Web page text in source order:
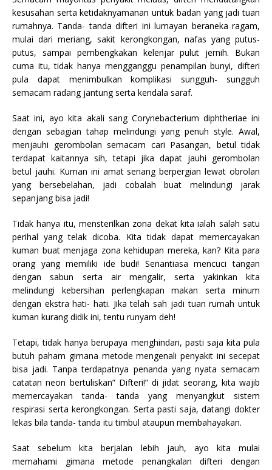
kesusahan serta ketidaknyamanan untuk badan yang jadi tuan
rumahnya. Tanda- tanda difteri ini lumayan beraneka ragam,
mulai dari meriang, sakit kerongkongan, nafas yang putus-
putus, sampai pembengkakan kelenjar pulut jernih. Bukan
cuma itu, tidak hanya mengganggu penampilan bunyi, difteri
pula dapat menimbulkan komplikasi sungguh- sungguh
semacam radang jantung serta kendala saraf.
Saat ini, ayo kita akali sang Corynebacterium diphtheriae ini
dengan sebagian tahap melindungi yang penuh style. Awal,
menjauhi gerombolan semacam cari Pasangan, betul tidak
terdapat kaitannya sih, tetapi jika dapat jauhi gerombolan
betul jauhi. Kuman ini amat senang berpergian lewat obrolan
yang bersebelahan, jadi cobalah buat melindungi jarak
sepanjang bisa jadi!
Tidak hanya itu, mensterilkan zona dekat kita ialah salah satu
perihal yang telak dicoba. Kita tidak dapat memercayakan
kuman buat menjaga zona kehidupan mereka, kan? Kita para
orang yang memiliki ide budi! Senantiasa mencuci tangan
dengan sabun serta air mengalir, serta yakinkan kita
melindungi kebersihan perlengkapan makan serta minum
dengan ekstra hati- hati. Jika telah sah jadi tuan rumah untuk
kuman kurang didik ini, tentu runyam deh!
Tetapi, tidak hanya berupaya menghindari, pasti saja kita pula
butuh paham gimana metode mengenali penyakit ini secepat
bisa jadi. Tanpa terdapatnya penanda yang nyata semacam
catatan neon bertuliskan” Difteri!” di jidat seorang, kita wajib
memercayakan tanda- tanda yang menyangkut sistem
respirasi serta kerongkongan. Serta pasti saja, datangi dokter
lekas bila tanda- tanda itu timbul ataupun membahayakan.
Saat sebelum kita berjalan lebih jauh, ayo kita mulai
memahami gimana metode penangkalan difteri dengan